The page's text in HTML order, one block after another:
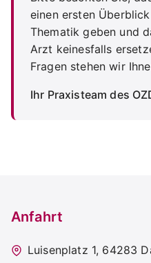
einen ersten
Thematik geben und
Arzt keinesfalls
Fragen stehen wir
Ihr Praxisteam des
Anfahrt
Luisenplatz 1, 64283